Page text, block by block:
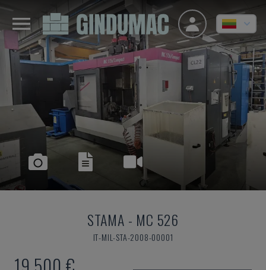
STAMA - MC 526
IT-MIL-STA-2008-00001